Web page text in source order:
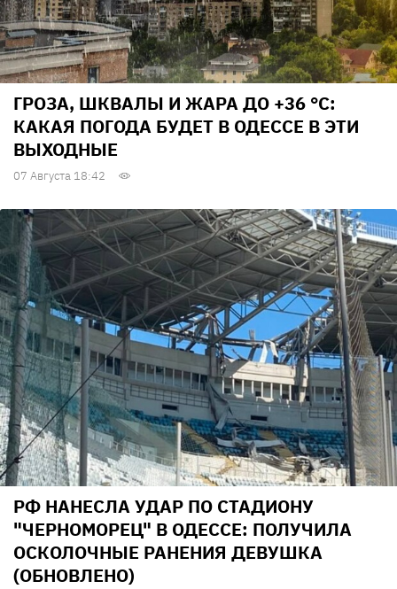
ГРОЗА, ШКВАЛЫ И ЖАРА ДО +36 °С:
КАКАЯ ПОГОДА БУДЕТ В ОДЕССЕ В ЭТИ
ВЫХОДНЫЕ
07 Августа 18:42
РФ НАНЕСЛА УДАР ПО СТАДИОНУ
"ЧЕРНОМОРЕЦ" В ОДЕССЕ: ПОЛУЧИЛА
ОСКОЛОЧНЫЕ РАНЕНИЯ ДЕВУШКА
(ОБНОВЛЕНО)